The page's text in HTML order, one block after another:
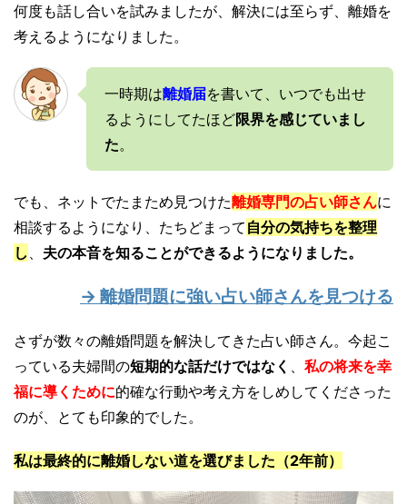
何度も話し合いを試みましたが、解決には至らず、離婚を
考えるようになりました。
一時期は離婚届を書いて、いつでも出せ
るようにしてたほど限界を感じていまし
た。
でも、ネットでたまため見つけた離婚専門の占い師さんに
相談するようになり、たちどまって 自分の気持ちを整理
し 、 夫の本音を知ることができるようになりました。
→ 離婚問題に強い占い師さんを見つける
さずが数々の離婚問題を解決してきた占い師さん。今起こ
っている夫婦間の短期的な話だけではなく 、 私の将来を幸
福に導くために的確な行動や考え方をしめしてくださった
のが、とても印象的でした。
私は最終的に離婚しない道を選びました（2年前）